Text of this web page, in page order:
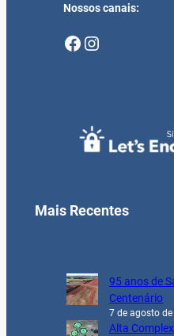
Nossos canais:
Facebook Instagram
Mais Recentes
95 anos de
Centenário
7 de agosto
Alta